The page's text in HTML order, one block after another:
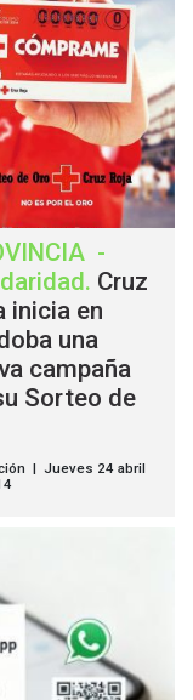
-
. Cruz
inicia en
una
campaña
Sorteo de
| Jueves 24 abril